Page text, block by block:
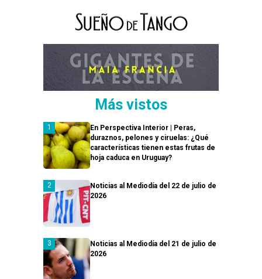
Más vistos
En Perspectiva Interior | Peras,
duraznos, pelones y ciruelas: ¿Qué
características tienen estas frutas de
hoja caduca en Uruguay?
Noticias al Mediodía del 22 de julio de
2026
Noticias al Mediodía del 21 de julio de
2026